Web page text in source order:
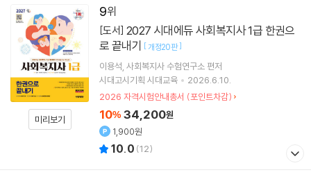
9
미리보기
[도서]
로 끝내기 [개정20판]
이용석 사회복지사 수험연구소 편저
시대고시기획 시대교육
2026.6.10.
2026 자격시험안내총서 (포인트차감)
10% 34,200원
1,900원
10.0 (12)